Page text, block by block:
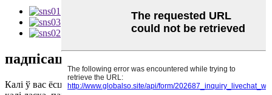
падпісацца
Калі ў вас ёсць пытанні па нашай прадукцыі або прайс-лісце,